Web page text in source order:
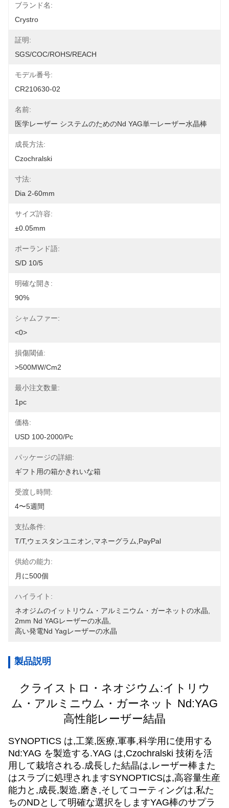
ブランド名:
Crystro
証明:
SGS/COC/ROHS/REACH
モデル番号:
CR210630-02
名前:
医学レーザー システムのためのNd YAG単一レーザー水晶棒
成長方法:
Czochralski
寸法:
Dia 2-60mm
サイズ許容:
±0.05mm
ポーランド語:
S/D 10/5
明確な開き:
90%
シャムファー:
<0>
損傷閾値:
>500MW/cm2
最小注文数量:
1pc
価格:
USD 100-2000/pc
パッケージの詳細:
ギフト用の箱かきれいな箱
受渡し時間:
4〜5週間
支払条件:
T/T,ウェスタンユニオン,マネーグラム,PayPal
供給の能力:
月に500個
ハイライト:
ネオジムのイットリウム・アルミニウム・ガーネットの水晶
2mm Nd YAGレーザーの水晶
高い発電Nd Yagレーザーの水晶
製品説明
クライストロ・ネオジウム:イトリウ
ム・アルミニウム・ガーネット Nd:YAG
高性能レーザー結晶
SYNOPTICS は,工業,医療,軍事,科学用に使用する
Nd:YAG を製造する.YAG は,Czochralski 技術を活
用して栽培される.成長した結晶は,レーザー棒また
はスラブに処理されますSYNOPTICSは,高容量生産
能力と,成長,製造,磨き,そしてコーティングは,私た
ちのNDとして明確な選択をしますYAG棒のサプラ